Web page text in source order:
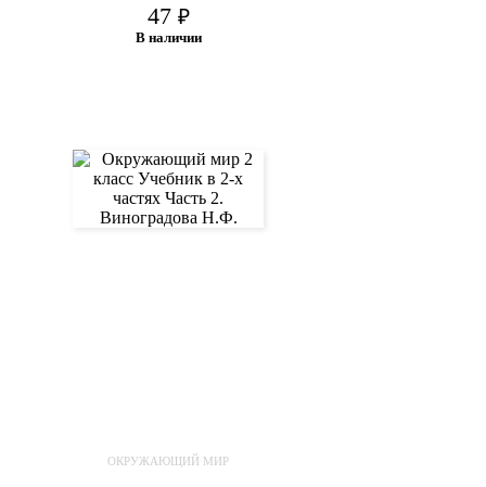
тетрадь Часть 1
47 ₽
В наличии
ОКРУЖАЮЩИЙ МИР